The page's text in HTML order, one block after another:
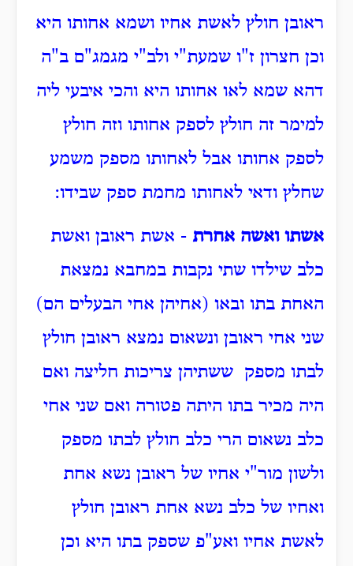
ראובן חולץ לאשת אחיו ושמא אחותו היא
וכן חצרון ז"ו שמעת"י ולב"י מגמג"ם ב"ה
דהא שמא לאו אחותו היא והכי איבעי ליה
למימר זה חולץ לספק אחותו וזה חולץ
לספק אחותו אבל לאחותו מספק משמע
שחלץ ודאי לאחותו מחמת ספק שבידו:
אשתו ואשה אחרת - אשת ראובן ואשת
כלב שילדו שתי נקבות במחבא נמצאת
האחת בתו ובאו (אחיהן אחי הבעלים הם)
שני אחי ראובן ונשאום נמצא ראובן חולץ
לבתו מספק ששתיהן צריכות חליצה ואם
היה מכיר בתו היתה פטורה ואם שני אחי
כלב נשאום הרי כלב חולץ לבתו מספק
ולשון מור"י אחיו של ראובן נשא אחת
ואחיו של כלב נשא אחת ראובן חולץ
לאשת אחיו ואע"פ שספק בתו היא וכן